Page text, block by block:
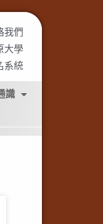
我們
大學
系統
識